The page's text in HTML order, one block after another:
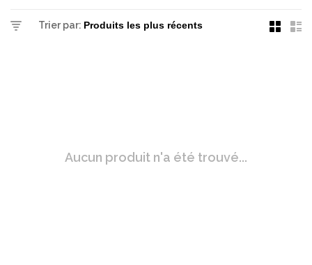
Trier par:
Aucun produit n'a été trouvé...